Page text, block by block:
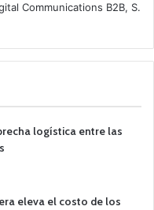
Communications B2B, S.
logística entre las
eleva el costo de los